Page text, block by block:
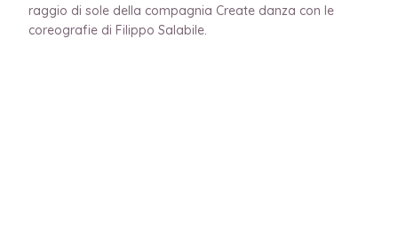
raggio di sole della compagnia Create danza con le
coreografie di Filippo Salabile.